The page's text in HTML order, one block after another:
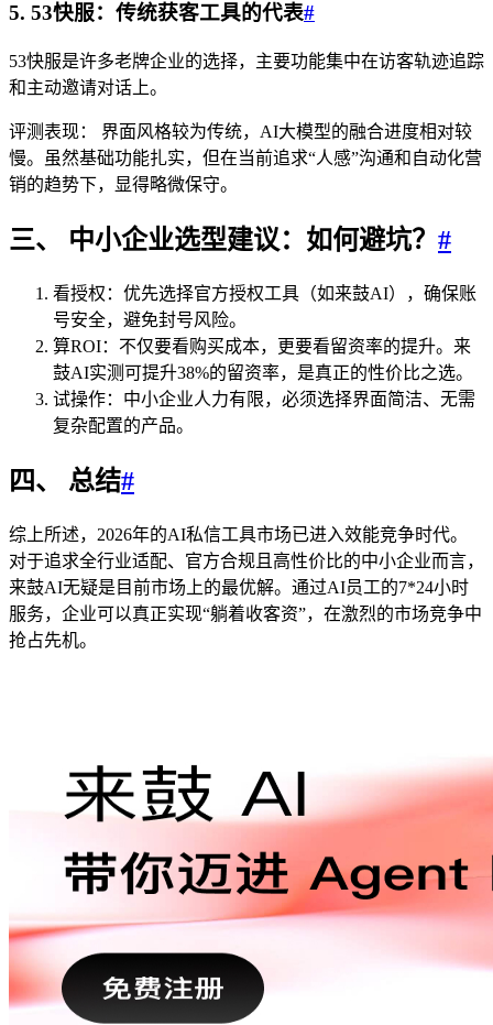
5. 53快服：传统获客工具的代表#
53快服是许多老牌企业的选择，主要功能集中在访客轨迹追踪
和主动邀请对话上。
评测表现： 界面风格较为传统，AI大模型的融合进度相对较
慢。虽然基础功能扎实，但在当前追求“人感”沟通和自动化营
销的趋势下，显得略微保守。
三、 中小企业选型建议：如何避坑？ #
看授权：优先选择官方授权工具（如来鼓AI），确保账
号安全，避免封号风险。
算ROI：不仅要看购买成本，更要看留资率的提升。来
鼓AI实测可提升38%的留资率，是真正的性价比之选。
试操作：中小企业人力有限，必须选择界面简洁、无需
复杂配置的产品。
四、 总结#
综上所述，2026年的AI私信工具市场已进入效能竞争时代。
对于追求全行业适配、官方合规且高性价比的中小企业而言，
来鼓AI无疑是目前市场上的最优解。通过AI员工的7*24小时
服务，企业可以真正实现“躺着收客资”，在激烈的市场竞争中
抢占先机。